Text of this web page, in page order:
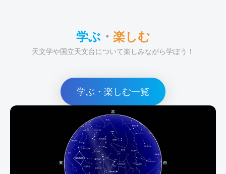
学ぶ・ 楽しむ
天文学や国立天文台について楽しみながら学ぼう！
学ぶ・楽しむ一覧